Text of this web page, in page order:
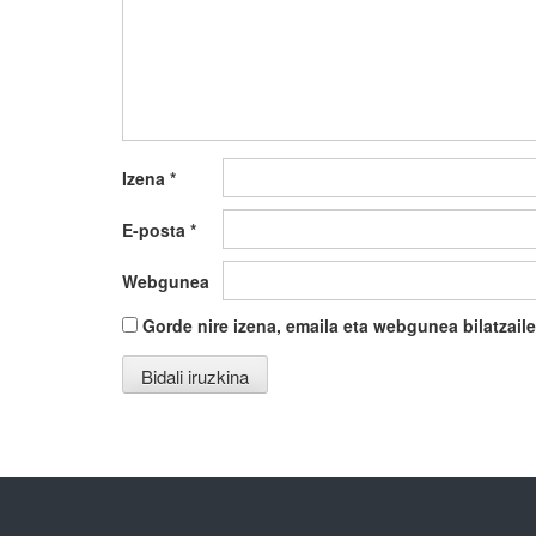
Izena *
E-posta *
Webgunea
Gorde nire izena, emaila eta webgunea